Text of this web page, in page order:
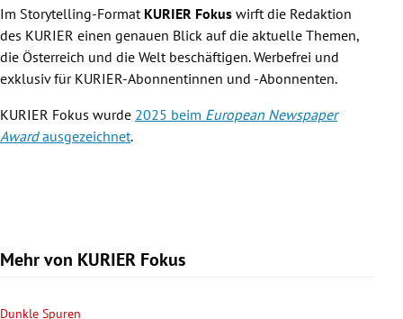
Im Storytelling-Format KURIER Fokus wirft die Redaktion
des KURIER einen genauen Blick auf die aktuelle Themen,
die Österreich und die Welt beschäftigen. Werbefrei und
exklusiv für KURIER-Abonnentinnen und -Abonnenten.
KURIER Fokus wurde 2025 beim European Newspaper
Awardausgezeichnet.
Mehr von KURIER Fokus
Dunkle Spuren